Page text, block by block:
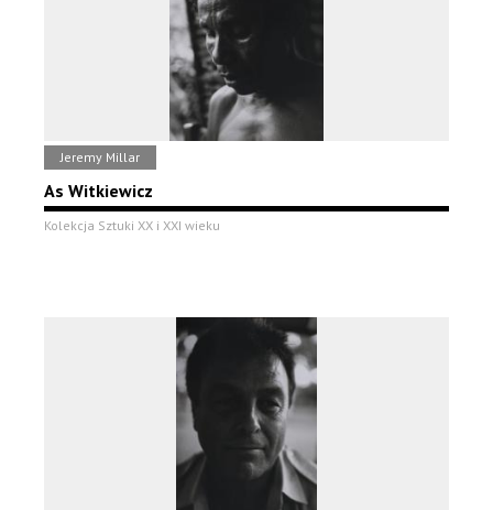
Jeremy Millar
As Witkiewicz
Kolekcja Sztuki XX i XXI wieku